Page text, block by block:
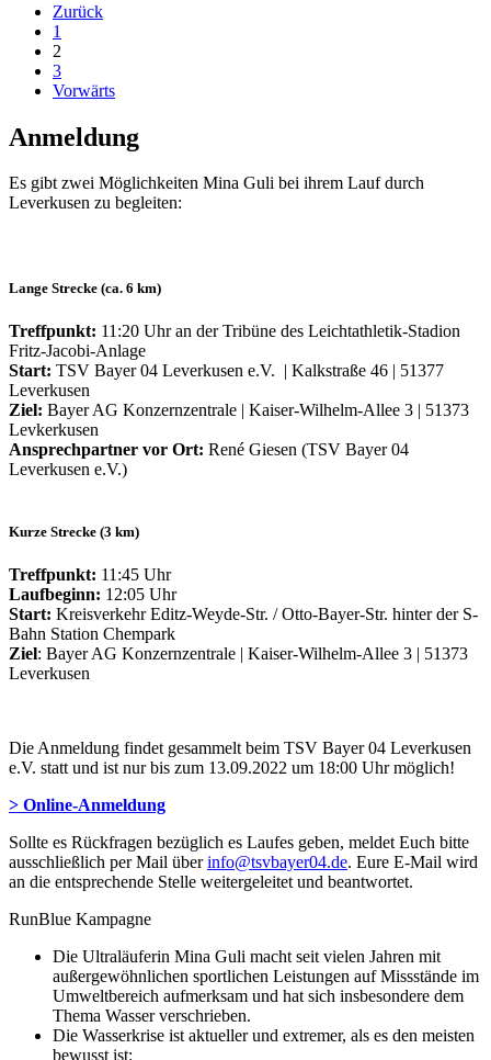
Zurück
1
2
3
Vorwärts
Anmeldung
Es gibt zwei Möglichkeiten Mina Guli bei ihrem Lauf durch
Leverkusen zu begleiten:
Lange Strecke (ca. 6 km)
Treffpunkt: 11:20 Uhr an der Tribüne des Leichtathletik-Stadion
Fritz-Jacobi-Anlage
Start: TSV Bayer 04 Leverkusen e.V. | Kalkstraße 46 | 51377
Leverkusen
Ziel: Bayer AG Konzernzentrale | Kaiser-Wilhelm-Allee 3 | 51373
Levkerkusen
Ansprechpartner vor Ort: René Giesen (TSV Bayer 04
Leverkusen e.V.)
Kurze Strecke (3 km)
Treffpunkt: 11:45 Uhr
Laufbeginn: 12:05 Uhr
Start: Kreisverkehr Editz-Weyde-Str. / Otto-Bayer-Str. hinter der S-
Bahn Station Chempark
Ziel: Bayer AG Konzernzentrale | Kaiser-Wilhelm-Allee 3 | 51373
Leverkusen
Die Anmeldung findet gesammelt beim TSV Bayer 04 Leverkusen
e.V. statt und ist nur bis zum 13.09.2022 um 18:00 Uhr möglich!
> Online-Anmeldung
Sollte es Rückfragen bezüglich es Laufes geben, meldet Euch bitte
ausschließlich per Mail überinfo@tsvbayer04.de. Eure E-Mail wird
an die entsprechende Stelle weitergeleitet und beantwortet.
RunBlue Kampagne
Die Ultraläuferin Mina Guli macht seit vielen Jahren mit
außergewöhnlichen sportlichen Leistungen auf Missstände im
Umweltbereich aufmerksam und hat sich insbesondere dem
Thema Wasser verschrieben.
Die Wasserkrise ist aktueller und extremer, als es den meisten
bewusst ist: